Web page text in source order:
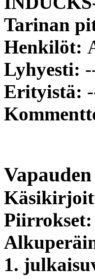
Tarinan
Henkilöt:
Lyhyesti:
Erityistä:
Piirrokset:
1.